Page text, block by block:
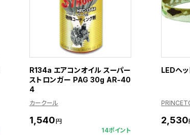
R134a エアコンオイル スーパー
ストロンガー PAG 30g AR-40
4
カークール
1,540円
14ポイント
LEDヘ
2,530